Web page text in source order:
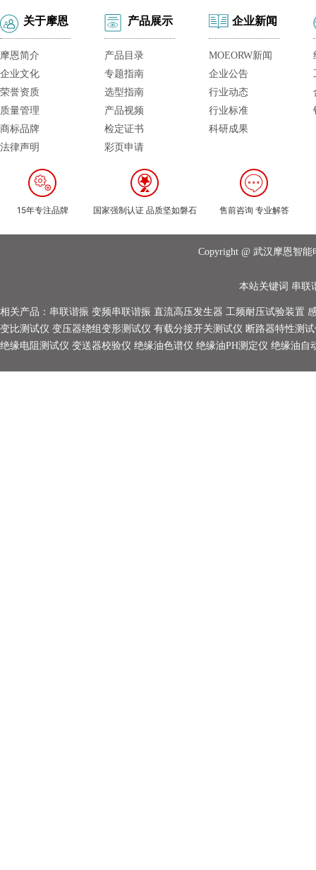
关于摩恩
摩恩简介
企业文化
荣誉资质
质量管理
商标品牌
法律声明
产品展示
产品目录
专题指南
选型指南
产品视频
检定证书
彩页申请
企业新闻
MOEORW新闻
企业公告
行业动态
行业标准
科研成果
15年专注品牌 国家强制认证 品质坚如磐石 售前咨询 专业解答
Copyright @ 武汉摩恩智
本站关键词 串联
相关产品： 串联谐振 变频串联谐振 直流高压发生器 工频耐压试验装置
变比测试仪 变压器绕组变形测试仪 有载分接开关测试仪 断路器特性测
绝缘电阻测试仪 变送器校验仪 绝缘油色谱仪 绝缘油PH测定仪 绝缘油自